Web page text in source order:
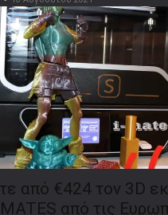
από €424 τον 3D
από τις